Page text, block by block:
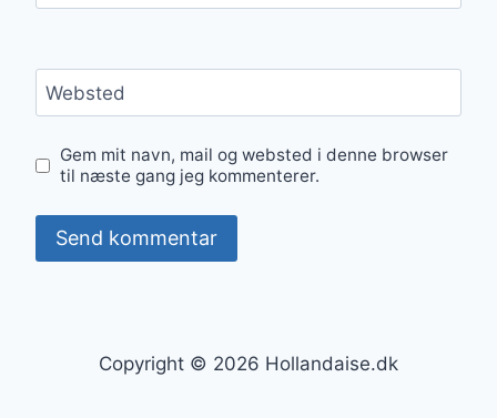
Websted
Gem mit navn, mail og websted i denne browser
til næste gang jeg kommenterer.
Copyright © 2026 Hollandaise.dk